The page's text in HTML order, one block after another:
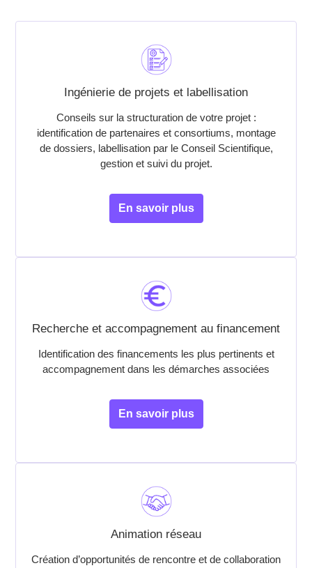
Ingénierie de projets et labellisation
Conseils sur la structuration de votre projet :
identification de partenaires et consortiums, montage
de dossiers, labellisation par le Conseil Scientifique,
gestion et suivi du projet.
En savoir plus
Recherche et accompagnement au financement
Identification des financements les plus pertinents et
accompagnement dans les démarches associées
En savoir plus
Animation réseau
Création d’opportunités de rencontre et de collaboration